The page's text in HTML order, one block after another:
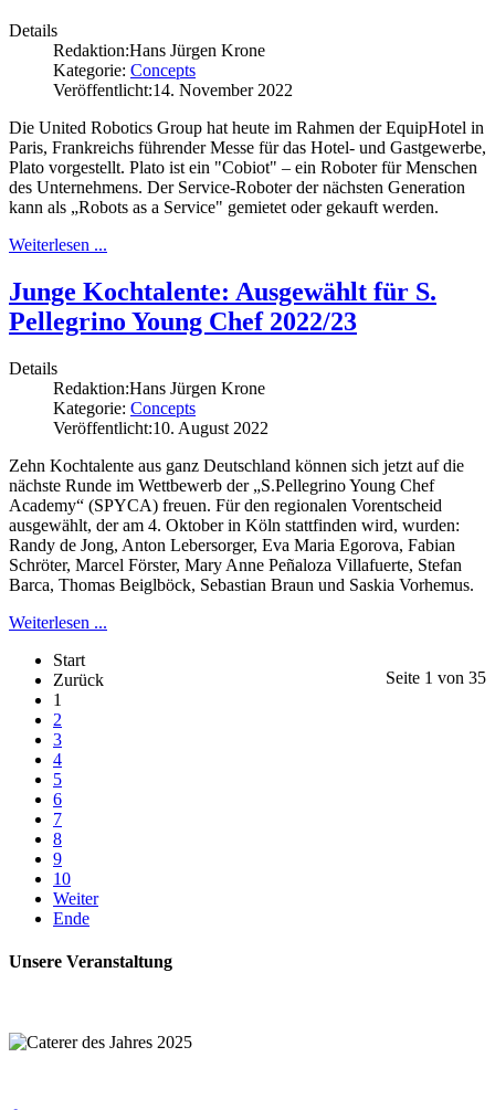
Details
Redaktion:Hans Jürgen Krone
Kategorie: Concepts
Veröffentlicht:14. November 2022
Die United Robotics Group hat heute im Rahmen der EquipHotel in
Paris, Frankreichs führender Messe für das Hotel- und Gastgewerbe,
Plato vorgestellt. Plato ist ein "Cobiot" – ein Roboter für Menschen
des Unternehmens. Der Service-Roboter der nächsten Generation
kann als „Robots as a Service" gemietet oder gekauft werden.
Weiterlesen ...
Junge Kochtalente: Ausgewählt für S.
Pellegrino Young Chef 2022/23
Details
Redaktion:Hans Jürgen Krone
Kategorie: Concepts
Veröffentlicht:10. August 2022
Zehn Kochtalente aus ganz Deutschland können sich jetzt auf die
nächste Runde im Wettbewerb der „S.Pellegrino Young Chef
Academy“ (SPYCA) freuen. Für den regionalen Vorentscheid
ausgewählt, der am 4. Oktober in Köln stattfinden wird, wurden:
Randy de Jong, Anton Lebersorger, Eva Maria Egorova, Fabian
Schröter, Marcel Förster, Mary Anne Peñaloza Villafuerte, Stefan
Barca, Thomas Beiglböck, Sebastian Braun und Saskia Vorhemus.
Weiterlesen ...
Seite 1 von 35
Start
Zurück
1
2
3
4
5
6
7
8
9
10
Weiter
Ende
Unsere Veranstaltung